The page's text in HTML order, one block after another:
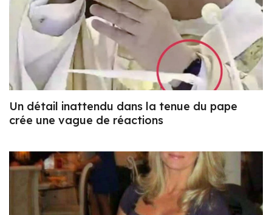
Un détail inattendu dans la tenue du pape
crée une vague de réactions